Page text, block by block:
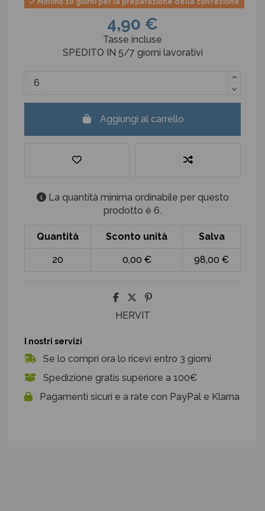
4,90 €
Tasse incluse
SPEDITO IN 5/7 giorni lavorativi
Aggiungi al carrello
La quantità minima ordinabile per questo
prodotto è 6.
Quantità Sconto unità Salva
20 0,00 € 98,00 €
HERVIT
I nostri servizi
Se lo compri ora lo ricevi entro 3 giorni
Spedizione gratis superiore a 100€
Pagamenti sicuri e a rate con PayPal e Klarna